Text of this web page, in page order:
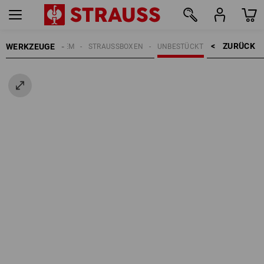
WERKZEUGE ZURÜCK    >
UNBESTÜCKT
STRAUSSBOXEN
STRAUSSBOX SYSTEM